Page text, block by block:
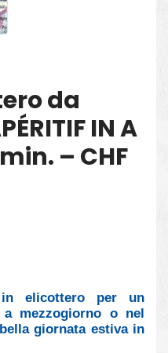
da
IN A
– CHF
in elicottero per un
mezzogiorno o nel
giornata estiva in